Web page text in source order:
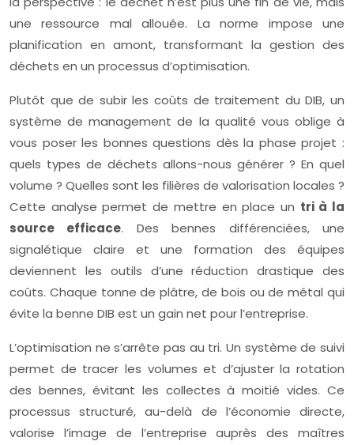
une ressource mal allouée. La norme impose une
planification en amont, transformant la gestion des
déchets en un processus d’optimisation.
Plutôt que de subir les coûts de traitement du DIB, un
système de management de la qualité vous oblige à
vous poser les bonnes questions dès la phase projet :
quels types de déchets allons-nous générer ? En quel
volume ? Quelles sont les filières de valorisation locales ?
Cette analyse permet de mettre en place un tri à la
source efficace. Des bennes différenciées, une
signalétique claire et une formation des équipes
deviennent les outils d’une réduction drastique des
coûts. Chaque tonne de plâtre, de bois ou de métal qui
évite la benne DIB est un gain net pour l’entreprise.
L’optimisation ne s’arrête pas au tri. Un système de suivi
permet de tracer les volumes et d’ajuster la rotation
des bennes, évitant les collectes à moitié vides. Ce
processus structuré, au-delà de l’économie directe,
valorise l’image de l’entreprise auprès des maîtres